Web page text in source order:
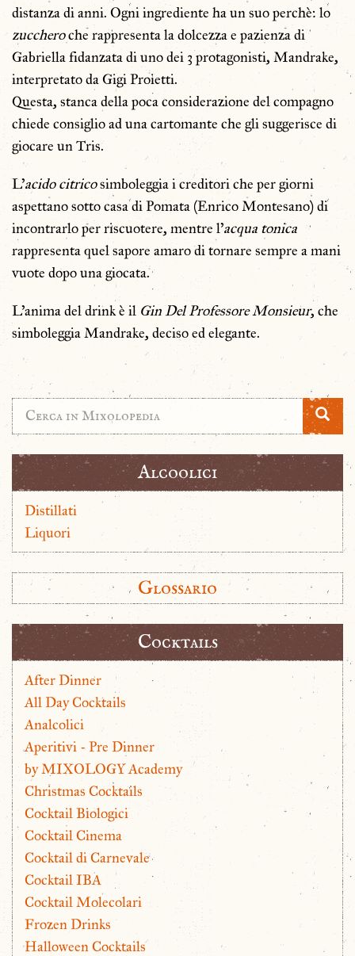
distanza di anni. Ogni ingrediente ha un suo perchè: lo
zuccheroche rappresenta la dolcezza e pazienza di
Gabriella fidanzata di uno dei 3 protagonisti, Mandrake,
interpretato da Gigi Proietti.
Questa, stanca della poca considerazione del compagno
chiede consiglio ad una cartomante che gli suggerisce di
giocare un Tris.
L’acido citricosimboleggia i creditori che per giorni
aspettano sotto casa di Pomata (Enrico Montesano) di
incontrarlo per riscuotere, mentre l’acqua tonica
rappresenta quel sapore amaro di tornare sempre a mani
vuote dopo una giocata.
L’anima del drink è il Gin Del Professore Monsieur, che
simboleggia Mandrake, deciso ed elegante.
Alcoolici
Distillati
Liquori
Glossario
Cocktails
After Dinner
All Day Cocktails
Analcolici
Aperitivi - Pre Dinner
by MIXOLOGY Academy
Christmas Cocktails
Cocktail Biologici
Cocktail Cinema
Cocktail di Carnevale
Cocktail IBA
Cocktail Molecolari
Frozen Drinks
Halloween Cocktails